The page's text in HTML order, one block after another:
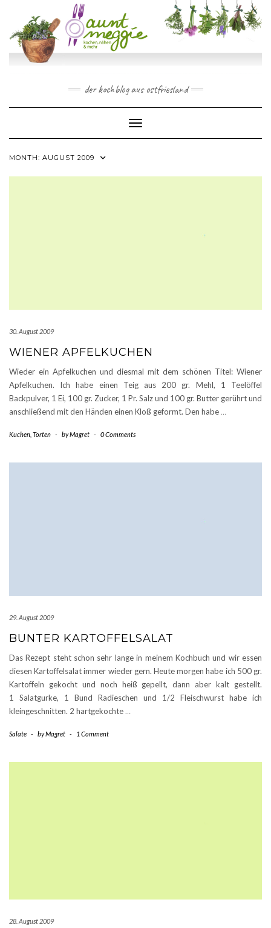
content
der kochblog aus ostfriesland
Toggle Navigation
MONTH: AUGUST 2009
30. August 2009
WIENER APFELKUCHEN
Wieder ein Apfelkuchen und diesmal mit dem schönen Titel: Wiener
Apfelkuchen. Ich habe einen Teig aus 200 gr. Mehl, 1 Teelöffel
Backpulver, 1 Ei, 100 gr. Zucker, 1 Pr. Salz und 100 gr. Butter gerührt und
anschließend mit den Händen einen Kloß geformt. Den habe…
Kuchen Torten - byMagret - 0 Comments
29. August 2009
BUNTER KARTOFFELSALAT
Das Rezept steht schon sehr lange in meinem Kochbuch und wir essen
diesen Kartoffelsalat immer wieder gern. Heute morgen habe ich 500 gr.
Kartoffeln gekocht und noch heiß gepellt, dann aber kalt gestellt.
1 Salatgurke, 1 Bund Radieschen und 1/2 Fleischwurst habe ich
kleingeschnitten. 2 hartgekochte…
Salate - byMagret - 1 Comment
28. August 2009